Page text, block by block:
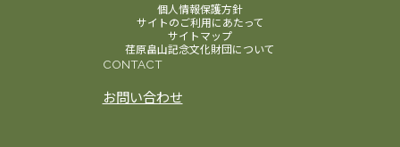
個人情報保護方針
サイトのご利用にあたって
サイトマップ
荏原畠山記念文化財団について
CONTACT
お問い合わせ